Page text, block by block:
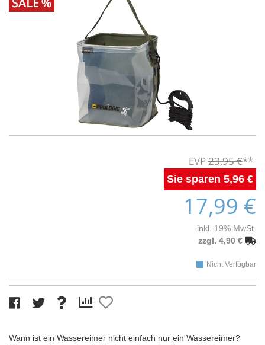
23,95 €
5,96 €
17,99 €
inkl. 19% MwSt.
zzgl. 4,90 €
Nicht Verfügbar
Wann ist ein Wassereimer nicht einfach nur ein Wassereimer?